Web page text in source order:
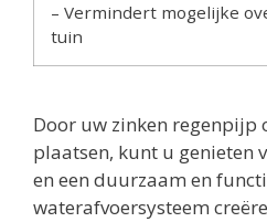
– Vermindert mogelijke
tuin
Door uw zinken regenpijp
plaatsen, kunt u genieten
en een duurzaam en
waterafvoersysteem